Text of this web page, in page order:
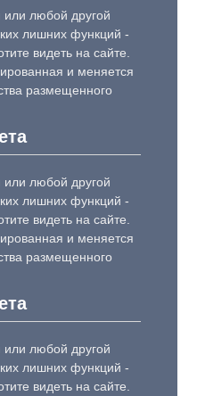
или любой другой
лишних функций -
видеть на сайте.
и меняется
размещенного
или любой другой
лишних функций -
видеть на сайте.
и меняется
размещенного
или любой другой
лишних функций -
видеть на сайте.